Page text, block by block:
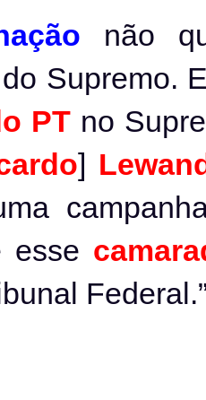
não
Supremo.
PTno
]
esse